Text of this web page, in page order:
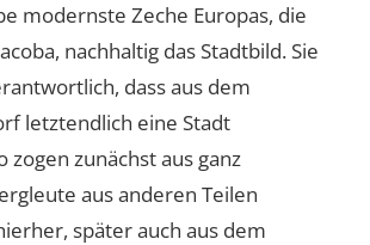
modernste Zeche Europas, die
nachhaltig das Stadtbild. Sie
dass aus dem
letztendlich eine Stadt
zogen zunächst aus ganz
aus anderen Teilen
später auch aus dem